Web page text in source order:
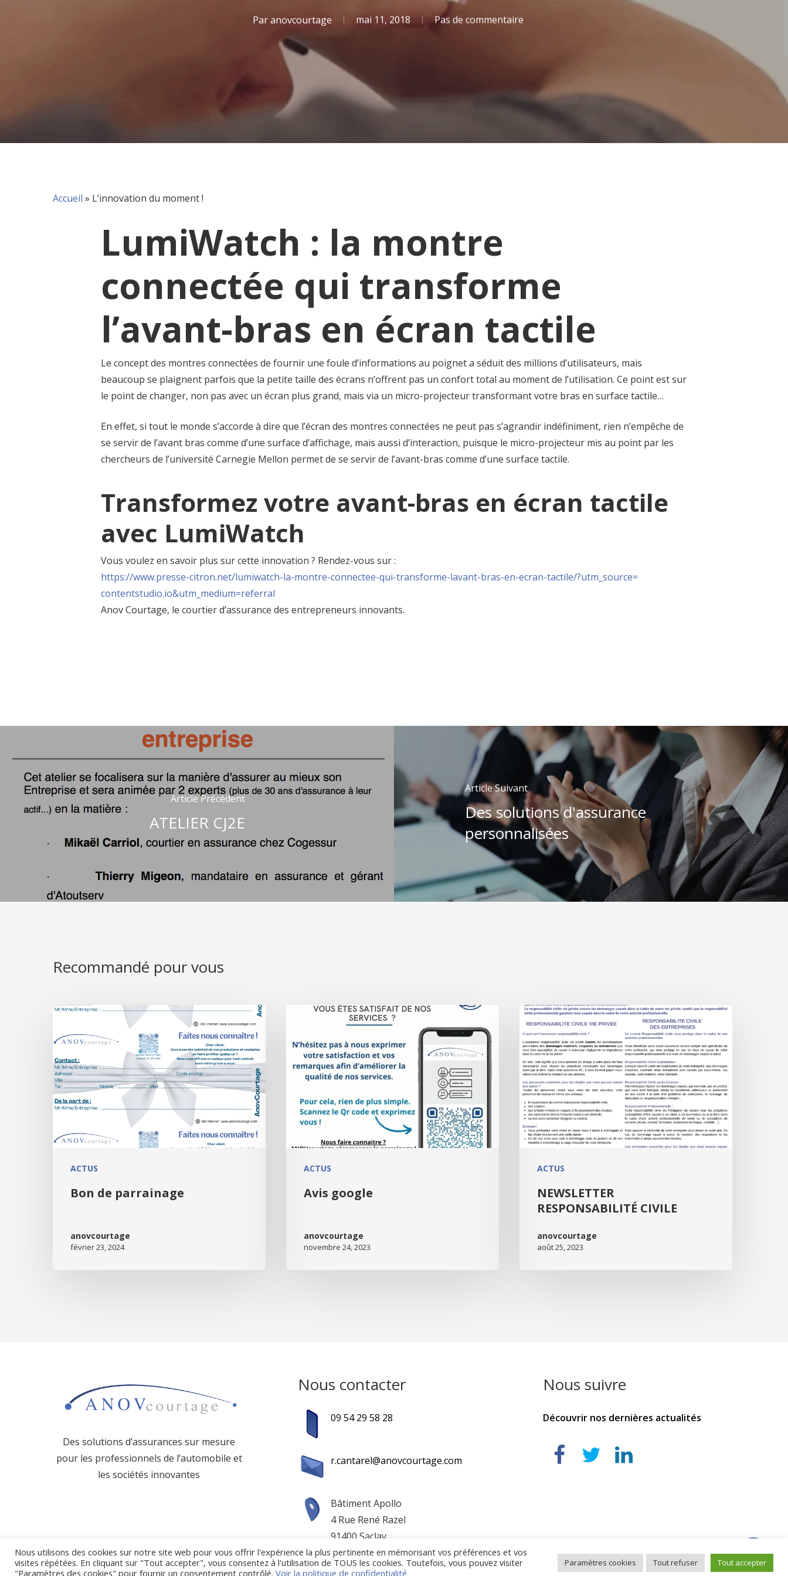
Paranovcourtage mai 11, 2018 Pas de commentaire
Accueil » L’innovation du moment !
LumiWatch : la montre
connectée qui transforme
l’avant-bras en écran tactile
Le concept des montres connectées de fournir une foule d’informations au poignet a séduit des millions d’utilisateurs, mais
beaucoup se plaignent parfois que la petite taille des écrans n’offrent pas un confort total au moment de l’utilisation. Ce point est sur
le point de changer, non pas avec un écran plus grand, mais via un micro-projecteur transformant votre bras en surface tactile…
En effet, si tout le monde s’accorde à dire que l’écran des montres connectées ne peut pas s’agrandir indéfiniment, rien n’empêche de
se servir de l’avant bras comme d’une surface d’affichage, mais aussi d’interaction, puisque le micro-projecteur mis au point par les
chercheurs de l’université Carnegie Mellon permet de se servir de l’avant-bras comme d’une surface tactile.
Transformez votre avant-bras en écran tactile
avec LumiWatch
Vous voulez en savoir plus sur cette innovation ? Rendez-vous sur :
https://www.presse-citron.net/lumiwatch-la-montre-connectee-qui-transforme-lavant-bras-en-ecran-tactile/?utm_source=
contentstudio.io&utm_medium=referral
Anov Courtage, le courtier d’assurance des entrepreneurs innovants.
Article Précédent
ATELIER CJ2E
Article Suivant
Des solutions d'assurance
personnalisées
Recommandé pour vous
ACTUS
Bon de parrainage
anovcourtage
février 23, 2024
ACTUS
Avis google
anovcourtage
novembre 24, 2023
ACTUS
NEWSLETTER
RESPONSABILITÉ CIVILE
anovcourtage
août 25, 2023
Des solutions d’assurances sur mesure
pour les professionnels de l’automobile et
les sociétés innovantes
Nous contacter
09 54 29 58 28
r.cantarel@anovcourtage.com
Bâtiment Apollo
4 Rue René Razel
91400 Saclay
Nous suivre
Découvrir nos dernières actualités
© 2021 ANOV Courtage —Mentions légales—Politique de confidentialité — Réalisé parCommium
Nous utilisons des cookies sur notre site web pour vous offrir l'expérience la plus pertinente en mémorisant vos préférences et vos
visites répétées. En cliquant sur "Tout accepter", vous consentez à l'utilisation de TOUS les cookies. Toutefois, vous pouvez visiter
"Paramètres des cookies" pour fournir un consentement contrôlé. Voir la politique de confidentialité
Paramètres cookies Tout refuser Tout accepter